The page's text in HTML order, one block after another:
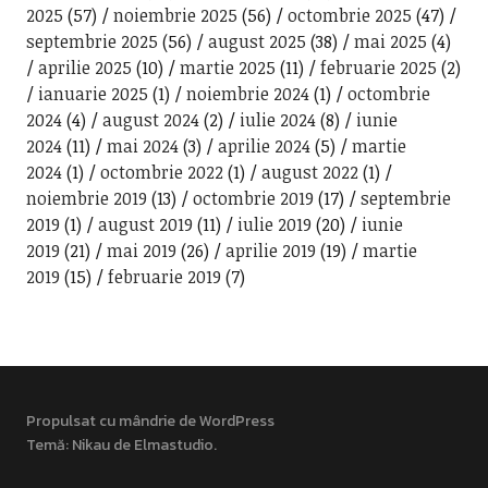
2025 (57) noiembrie 2025 (56) octombrie 2025 (47)
septembrie 2025 (56) august 2025 (38) mai 2025 (4)
aprilie 2025 (10) martie 2025 (11) februarie 2025 (2)
ianuarie 2025 (1) noiembrie 2024(1)
octombrie
2024(4) august 2024(2) iulie 2024(8)
iunie
2024(11) mai 2024(3) aprilie 2024(5)
martie
2024(1) octombrie 2022(1) august 2022(1)
noiembrie 2019 (13) octombrie 2019 (17)
septembrie
2019 (1) august 2019 (11) iulie 2019 (20)
iunie
2019 (21) mai 2019 (26) aprilie 2019 (19)
martie
2019 (15) februarie 2019 (7)
Propulsat cu mândrie de WordPress
Temă: Nikau deElmastudio.